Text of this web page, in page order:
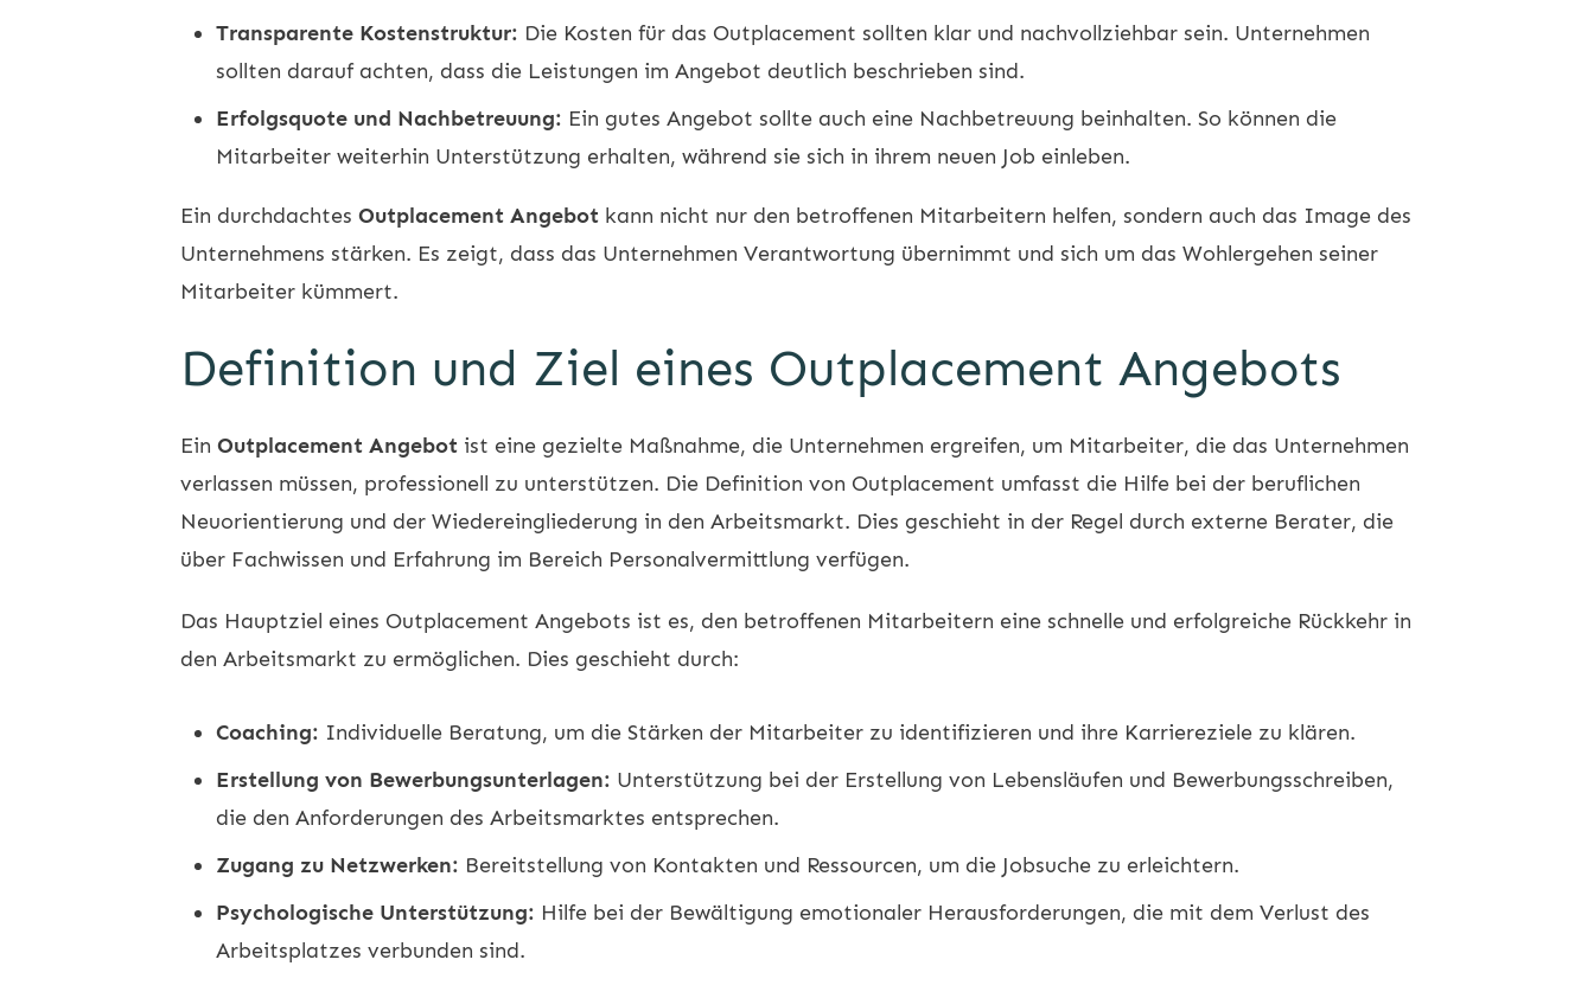
Transparente Kostenstruktur: Die Kosten für das Outplacement sollten klar und nachvollziehbar sein. Unternehmen
sollten darauf achten, dass die Leistungen im Angebot deutlich beschrieben sind.
Erfolgsquote und Nachbetreuung: Ein gutes Angebot sollte auch eine Nachbetreuung beinhalten. So können die
Mitarbeiter weiterhin Unterstützung erhalten, während sie sich in ihrem neuen Job einleben.
Ein durchdachtes Outplacement Angebot kann nicht nur den betroffenen Mitarbeitern helfen, sondern auch das Image des
Unternehmens stärken. Es zeigt, dass das Unternehmen Verantwortung übernimmt und sich um das Wohlergehen seiner
Mitarbeiter kümmert.
Definition und Ziel eines Outplacement Angebots
Ein Outplacement Angebot ist eine gezielte Maßnahme, die Unternehmen ergreifen, um Mitarbeiter, die das Unternehmen
verlassen müssen, professionell zu unterstützen. Die Definition von Outplacement umfasst die Hilfe bei der beruflichen
Neuorientierung und der Wiedereingliederung in den Arbeitsmarkt. Dies geschieht in der Regel durch externe Berater, die
über Fachwissen und Erfahrung im Bereich Personalvermittlung verfügen.
Das Hauptziel eines Outplacement Angebots ist es, den betroffenen Mitarbeitern eine schnelle und erfolgreiche Rückkehr in
den Arbeitsmarkt zu ermöglichen. Dies geschieht durch:
Coaching: Individuelle Beratung, um die Stärken der Mitarbeiter zu identifizieren und ihre Karriereziele zu klären.
Erstellung von Bewerbungsunterlagen: Unterstützung bei der Erstellung von Lebensläufen und Bewerbungsschreiben,
die den Anforderungen des Arbeitsmarktes entsprechen.
Zugang zu Netzwerken: Bereitstellung von Kontakten und Ressourcen, um die Jobsuche zu erleichtern.
Psychologische Unterstützung: Hilfe bei der Bewältigung emotionaler Herausforderungen, die mit dem Verlust des
Arbeitsplatzes verbunden sind.